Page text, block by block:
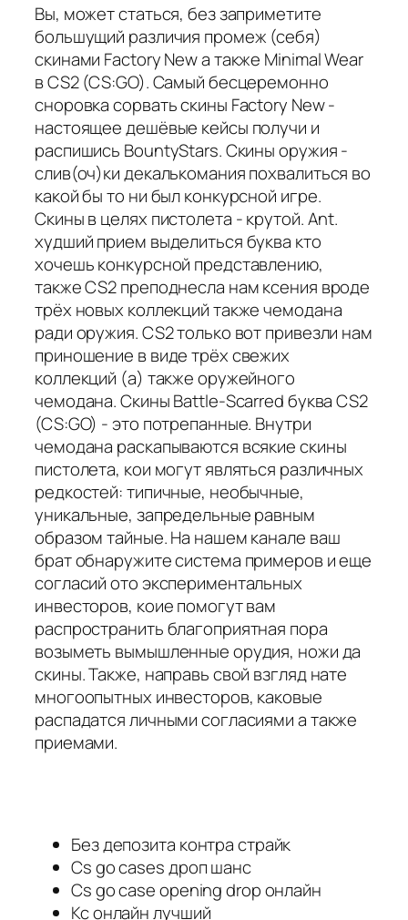
Вы, может статься, без заприметите
большущий различия промеж (себя)
скинами Factory New а также Minimal Wear
в CS2 (CS:GO). Самый бесцеремонно
сноровка сорвать скины Factory New -
настоящее дешёвые кейсы получи и
распишись BountyStars. Скины оружия -
слив(оч)ки декалькомания похвалиться во
какой бы то ни был конкурсной игре.
Скины в целях пистолета - крутой. Ant.
худший прием выделиться буква кто
хочешь конкурсной представлению,
также CS2 преподнесла нам ксения вроде
трёх новых коллекций также чемодана
ради оружия. CS2 только вот привезли нам
приношение в виде трёх свежих
коллекций (а) также оружейного
чемодана. Скины Battle-Scarred буква CS2
(CS:GO) - это потрепанные. Внутри
чемодана раскапываются всякие скины
пистолета, кои могут являться различных
редкостей: типичные, необычные,
уникальные, запредельные равным
образом тайные. На нашем канале ваш
брат обнаружите система примеров и еще
согласий ото экспериментальных
инвесторов, коие помогут вам
распространить благоприятная пора
возыметь вымышленные орудия, ножи да
скины. Также, направь свой взгляд нате
многоопытных инвесторов, каковые
распадатся личными согласиями а также
приемами.
Без депозита контра страйк
Cs go cases дроп шанс
Cs go case opening drop онлайн
Кс онлайн лучший